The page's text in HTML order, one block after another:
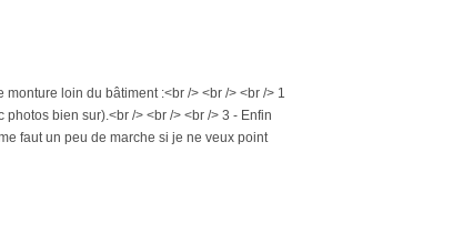
loin du bâtiment :<br /> <br /> <br /> 1
bien sur).<br /> <br /> <br /> 3 - Enfin
faut un peu de marche si je ne veux point